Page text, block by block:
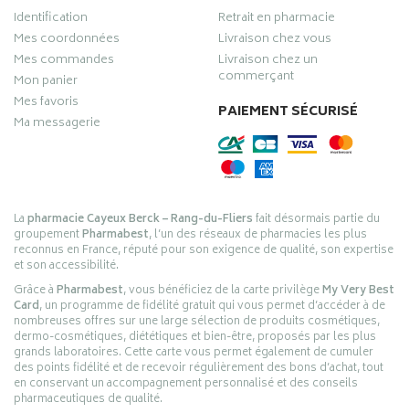
Identification
Mes coordonnées
Mes commandes
Mon panier
Mes favoris
Ma messagerie
Retrait en pharmacie
Livraison chez vous
Livraison chez un
commerçant
PAIEMENT SÉCURISÉ
Lapharmacie Cayeux Berck – Rang-du-Fliersfait désormais partie du
groupementPharmabest, l’un des réseaux de pharmacies les plus
reconnus en France, réputé pour son exigence de qualité, son expertise
et son accessibilité.
Grâce àPharmabest, vous bénéficiez de la carte privilègeMy Very Best
Card, un programme de fidélité gratuit qui vous permet d’accéder à de
nombreuses offres sur une large sélection de produits cosmétiques,
dermo-cosmétiques, diététiques et bien-être, proposés par les plus
grands laboratoires. Cette carte vous permet également de cumuler
des points fidélité et de recevoir régulièrement des bons d’achat, tout
en conservant un accompagnement personnalisé et des conseils
pharmaceutiques de qualité.